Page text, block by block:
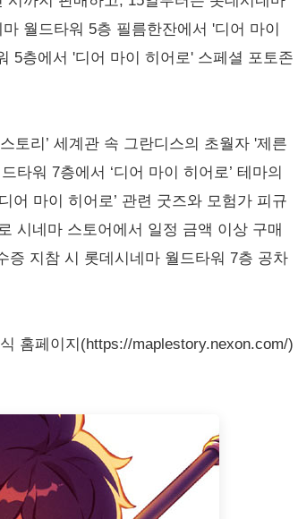
월드타워 5층 필름한잔에서 '디어 마이
5층에서 '디어 마이 히어로' 스페셜 포토존
토리’ 세계관 속 그란디스의 초월자 '제른
워 7층에서 ‘디어 마이 히어로’ 테마의
어 마이 히어로’ 관련 굿즈와 모험가 피규
시네마 스토어에서 일정 금액 이상 구매
증 지참 시 롯데시네마 월드타워 7층 공차
홈페이지(https://maplestory.nexon.com/)